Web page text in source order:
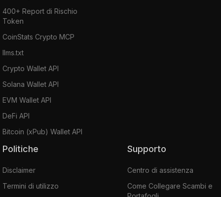
400+ Report di Rischio
Token
CoinStats Crypto MCP
llms.txt
Crypto Wallet API
Solana Wallet API
EVM Wallet API
DeFi API
Bitcoin (xPub) Wallet API
Politiche
Disclaimer
Termini di utilizzo
Supporto
Centro di assistenza
Come Collegare Scambi e